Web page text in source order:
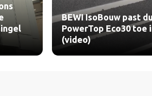
BEWI IsoBouw past
PowerTop Eco30 toe
(video)